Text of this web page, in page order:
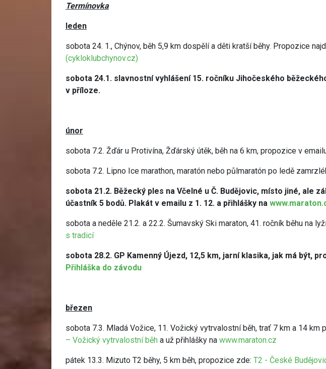
Termínovka
leden
sobota 24. 1., Chýnov, běh 5,9 km dospělí a děti kratší běhy. Propozice
(cykloklubchynov.cz)
sobota 24.1. slavnostní vyhlášení 15. ročníku Jihočeského
v příloze.
únor
sobota 7.2. Žďár u Protivína, Žďárský útěk, běh na 6 km, propozice v
sobota 7.2. Lipno Ice marathon, maratón nebo půlmaratón po ledě
sobota 21.2. Běžecký ples na Včelné u Č. Budějovic, místo jiné, ale
účastník 5 bodů. Plakát v emailu z 1. 12. a přihlášky na
sobota a neděle 21.2. a 22.2. Šumavský Ski maraton, 41. ročník běhu na
s tradicí
sobota 28.2. GP Kamenný Újezd, 12,5 km, jarní klasika, jak má být,
Přihláška do závodu
březen
sobota 7.3. Mladá Vožice, 11. Vožický vytrvalostní běh, trať 7 km a 14
– Vožický vytrvalostní běh a už přihlášky na www.maraton.cz
pátek 13.3. Mizuto T2 běhy, 5 km běh, propozice zde: T2 - České